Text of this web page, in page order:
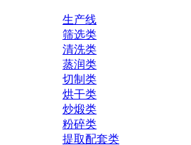
生产线
筛选类
清洗类
蒸润类
切制类
烘干类
炒煅类
粉碎类
提取配套类